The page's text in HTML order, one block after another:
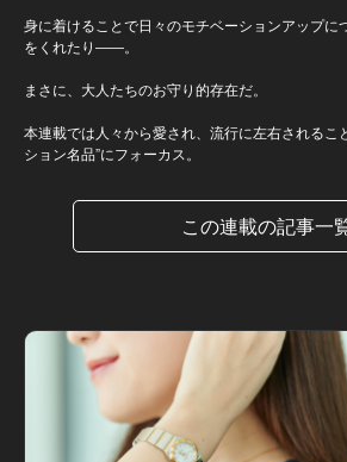
身に着けることで日々のモチベーションアップに
をくれたり――。
まさに、大人たちのお守り的存在だ。
本連載では人々から愛され、流行に左右されるこ
ション名品”にフォーカス。
この連載の記事一